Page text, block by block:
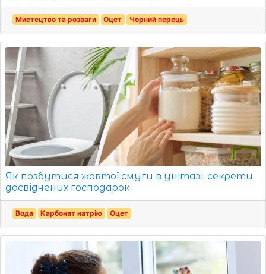
Мистецтво та розваги Оцет Чорний перець
Як позбутися жовтої смуги в унітазі: секрети
досвідчених господарок
Вода Карбонат натрію Оцет